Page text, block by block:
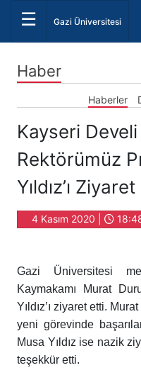
☰ Gazi Üniversitesi
Haber
Haberler
Kayseri
Rektörümüz
Yıldız’ı
4 Kasım 2020 |
Gazi Üniversitesi
Kaymakamı Murat
Yıldız’ı ziyaret etti.
yeni görevinde
Musa Yıldız ise nazik
teşekkür etti.